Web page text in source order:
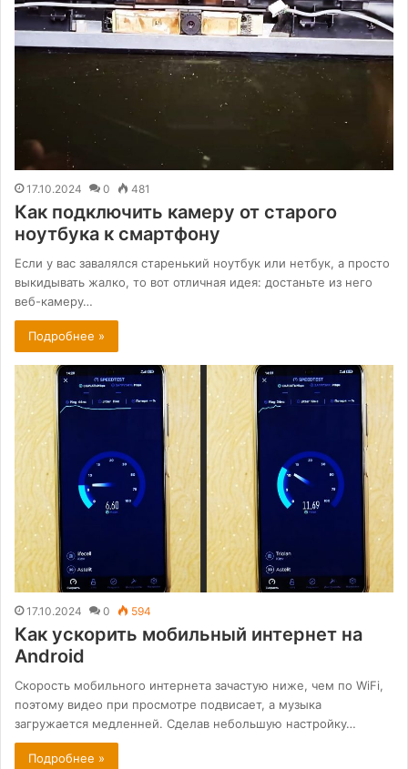
17.10.2024 0 481
Как подключить камеру от старого
ноутбука к смартфону
Если у вас завалялся старенький ноутбук или нетбук, а просто
выкидывать жалко, то вот отличная идея: достаньте из него
веб-камеру…
Подробнее »
17.10.2024 0 594
Как ускорить мобильный интернет на
Android
Скорость мобильного интернета зачастую ниже, чем по WiFi,
поэтому видео при просмотре подвисает, а музыка
загружается медленней. Сделав небольшую настройку…
Подробнее »